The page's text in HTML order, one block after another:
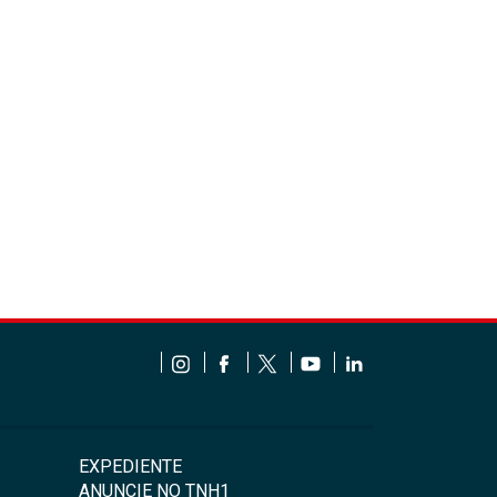
EXPEDIENTE
ANUNCIE NO TNH1